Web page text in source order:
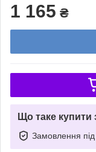
1 165 ₴
Що таке купити
Замовлення